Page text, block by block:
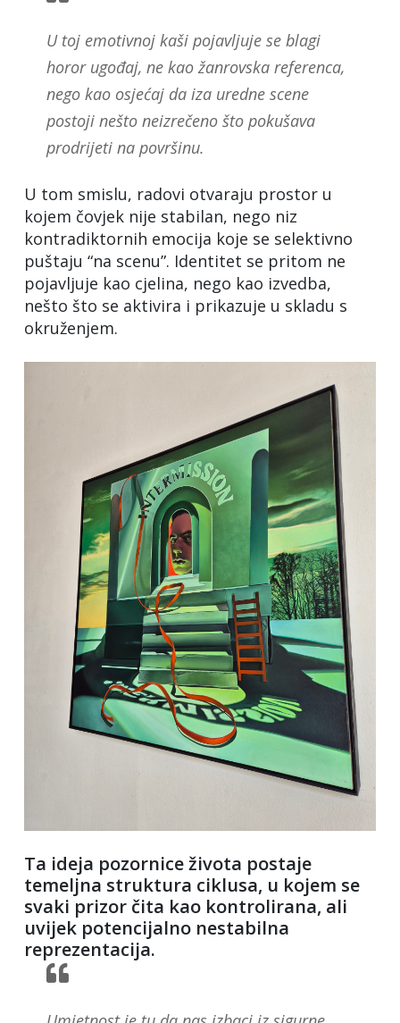
U toj emotivnoj kaši pojavljuje se blagi
horor ugođaj, ne kao žanrovska referenca,
nego kao osjećaj da iza uredne scene
postoji nešto neizrečeno što pokušava
prodrijeti na površinu.
U tom smislu, radovi otvaraju prostor u
kojem čovjek nije stabilan, nego niz
kontradiktornih emocija koje se selektivno
puštaju “na scenu”. Identitet se pritom ne
pojavljuje kao cjelina, nego kao izvedba,
nešto što se aktivira i prikazuje u skladu s
okruženjem.
Ta ideja pozornice života postaje
temeljna struktura ciklusa, u kojem se
svaki prizor čita kao kontrolirana, ali
uvijek potencijalno nestabilna
reprezentacija.